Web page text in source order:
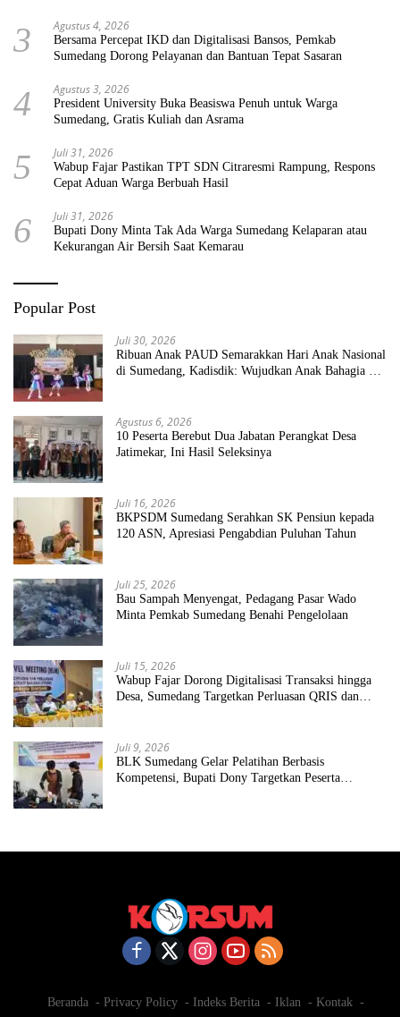
3 Agustus 4, 2026
Bersama Percepat IKD dan Digitalisasi Bansos, Pemkab
Sumedang Dorong Pelayanan dan Bantuan Tepat Sasaran
4 Agustus 3, 2026
President University Buka Beasiswa Penuh untuk Warga
Sumedang, Gratis Kuliah dan Asrama
5 Juli 31, 2026
Wabup Fajar Pastikan TPT SDN Citraresmi Rampung, Respons
Cepat Aduan Warga Berbuah Hasil
6 Juli 31, 2026
Bupati Dony Minta Tak Ada Warga Sumedang Kelaparan atau
Kekurangan Air Bersih Saat Kemarau
Popular Post
Juli 30, 2026
Ribuan Anak PAUD Semarakkan Hari Anak Nasional
di Sumedang, Kadisdik: Wujudkan Anak Bahagia dan
Agustus 6, 2026
10 Peserta Berebut Dua Jabatan Perangkat Desa
Jatimekar, Ini Hasil Seleksinya
Juli 16, 2026
BKPSDM Sumedang Serahkan SK Pensiun kepada
120 ASN, Apresiasi Pengabdian Puluhan Tahun
Juli 25, 2026
Bau Sampah Menyengat, Pedagang Pasar Wado
Minta Pemkab Sumedang Benahi Pengelolaan
Juli 15, 2026
Wabup Fajar Dorong Digitalisasi Transaksi hingga
Desa, Sumedang Targetkan Perluasan QRIS dan
Juli 9, 2026
BLK Sumedang Gelar Pelatihan Berbasis
Kompetensi, Bupati Dony Targetkan Peserta
Beranda Privacy Policy Indeks Berita Iklan
Kontak